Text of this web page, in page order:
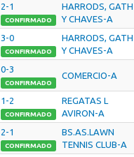
2-1
CONFIRMADO
HARRODS, GATH
Y CHAVES-A
3-0
CONFIRMADO
HARRODS, GATH
Y CHAVES-A
0-3
CONFIRMADO
COMERCIO-A
1-2
CONFIRMADO
REGATAS L
AVIRON-A
2-1
CONFIRMADO
BS.AS.LAWN
TENNIS CLUB-A